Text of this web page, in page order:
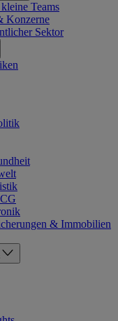
Teams
Konzerne
Sektor
& Immobilien